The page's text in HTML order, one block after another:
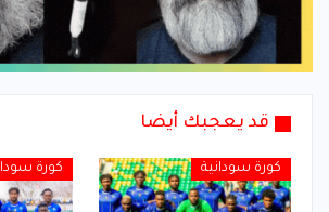
قد يعجبك أيضا
كورة سودانية كورة